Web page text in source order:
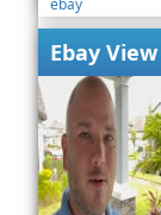
Ebay